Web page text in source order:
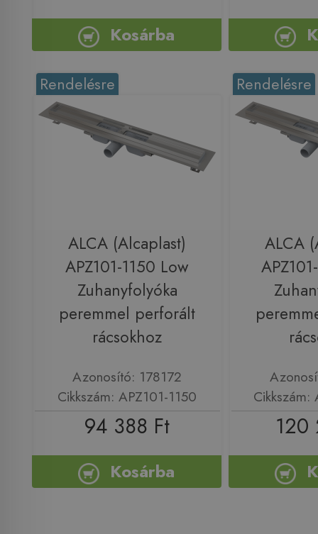
Kosárba
Rendelésre
ALCA (Alcaplast)
APZ101-1150 Low
Zuhanyfolyóka
peremmel perforált
rácsokhoz
Azonosító: 178172
Cikkszám: APZ101-1150
94 388 Ft
Kosárba
Rendelésre
ALCA
Cikkszám:
120